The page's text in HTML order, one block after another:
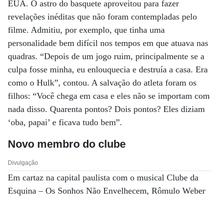
EUA. O astro do basquete aproveitou para fazer
revelações inéditas que não foram contempladas pelo
filme. Admitiu, por exemplo, que tinha uma
personalidade bem difícil nos tempos em que atuava nas
quadras. “Depois de um jogo ruim, principalmente se a
culpa fosse minha, eu enlouquecia e destruía a casa. Era
como o Hulk”, contou. A salvação do atleta foram os
filhos: “Você chega em casa e eles não se importam com
nada disso. Quarenta pontos? Dois pontos? Eles diziam
‘oba, papai’ e ficava tudo bem”.
Novo membro do clube
Divulgação
Em cartaz na capital paulista com o musical Clube da
Esquina – Os Sonhos Não Envelhecem, Rômulo Weber